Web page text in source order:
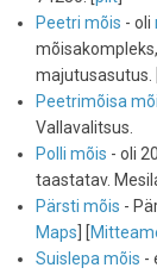
Peetri mõis - oli
majutusasutus.
Peetrimõisa
Vallavalitsus.
Polli mõis - oli
taastatav.
Pärsti mõis -
Maps ] [
Suislepa mõis -